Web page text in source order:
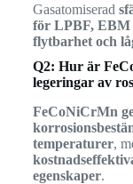
Gasatomiserad
för LPBF, EBM
flytbarhet och
Q2: Hur är
legeringar av
FeCoNiCrMn
temperaturer,
egenskaper.